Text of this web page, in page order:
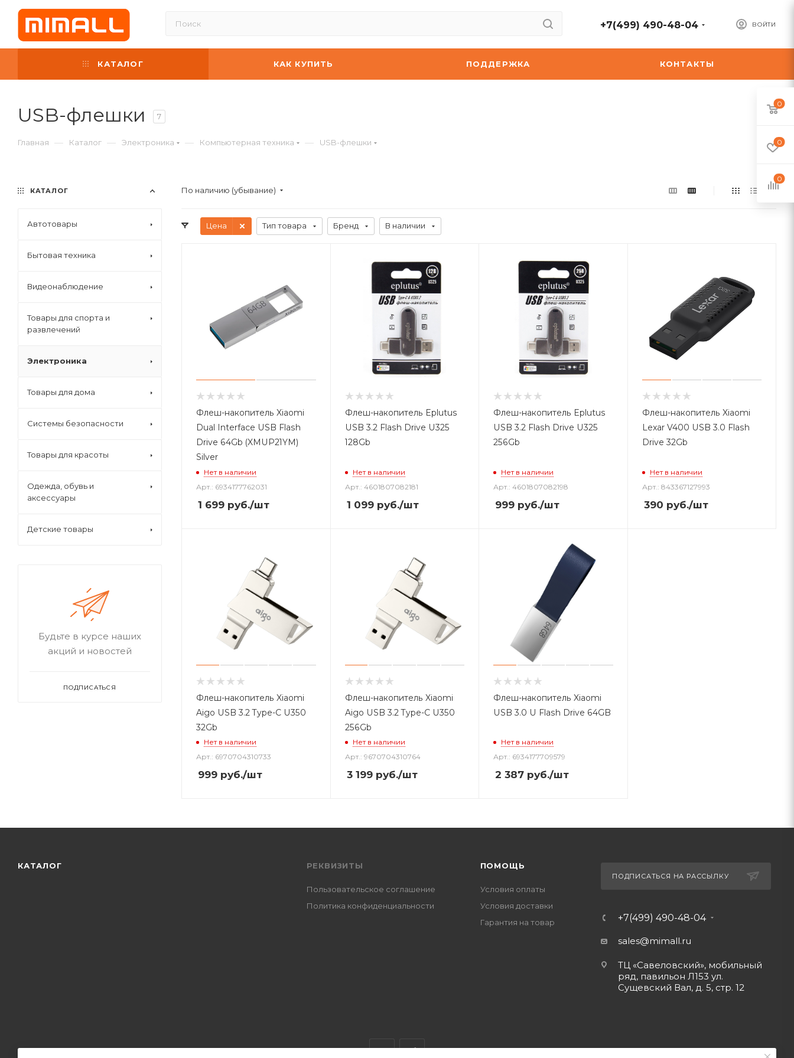
ВОЙТИ
+7(499) 490-48-04
КАТАЛОГ КАК КУПИТЬ ПОДДЕРЖКА КОНТАКТЫ
USB-флешки 7
Главная — Каталог — Электроника — Компьютерная техника — USB-флешки
По наличию (убывание)
Цена Тип товара Бренд В наличии
Флеш-накопитель Xiaomi
Dual Interface USB Flash
Drive 64Gb (XMUP21YM)
Silver
Нет в наличии
Арт.: 6934177762031
1 699 руб./шт
Флеш-накопитель Eplutus
USB 3.2 Flash Drive U325
128Gb
Нет в наличии
Арт.: 4601807082181
1 099руб./шт
Флеш-накопитель Eplutus
USB 3.2 Flash Drive U325
256Gb
Нет в наличии
Арт.: 4601807082198
999 руб./шт
Флеш-накопитель Xiaomi
Lexar V400 USB 3.0 Flash
Drive 32Gb
Нет в наличии
Арт.: 843367127993
390 руб./шт
Флеш-накопитель Xiaomi
Aigo USB 3.2 Type-C U350
32Gb
Нет в наличии
Арт.: 6970704310733
999 руб./шт
Флеш-накопитель Xiaomi
Aigo USB 3.2 Type-C U350
256Gb
Нет в наличии
Арт.: 9670704310764
3 199руб./шт
Флеш-накопитель Xiaomi
USB 3.0 U Flash Drive 64GB
Нет в наличии
Арт.: 6934177709579
2 387 руб./шт
КАТАЛОГ
Автотовары
Бытовая техника
Видеонаблюдение
Товары для спорта и
развлечений
Электроника
Товары для дома
Системы безопасности
Товары для красоты
Одежда, обувь и
аксессуары
Детские товары
Будьте в курсе наших
акций и новостей
ПОДПИСАТЬСЯ
КАТАЛОГ РЕКВИЗИТЫ
Пользовательское соглашение
Политика конфиденциальности
ПОМОЩЬ
Условия оплаты
Условия доставки
Гарантия на товар
ПОДПИСАТЬСЯ НА РАССЫЛКУ
+7(499) 490-48-04
sales@mimall.ru
ТЦ «Савеловский», мобильный
ряд, павильон Л153 ул.
Сущевский Вал, д. 5, стр. 12
0
0
0